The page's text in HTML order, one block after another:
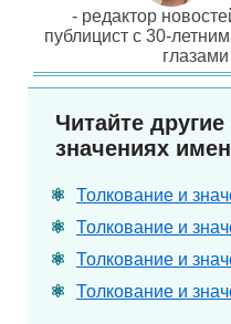
- редактор
публицист с 30-
Читайте другие
значениях
Толкование и
Толкование и
Толкование и
Толкование и